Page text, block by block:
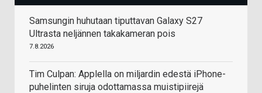
Samsungin huhutaan tiputtavan Galaxy S27
Ultrasta neljännen takakameran pois
7.8.2026
Tim Culpan: Applella on miljardin edestä iPhone-
puhelinten siruja odottamassa muistipiirejä